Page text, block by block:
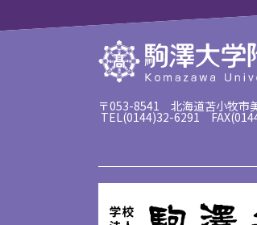
〒053-8541 北海道苫小牧市
TEL(0144)32-6291